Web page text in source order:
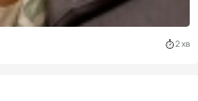
2 хв